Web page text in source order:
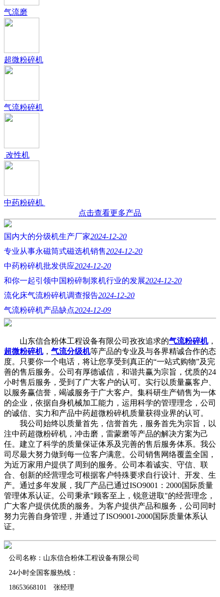
气流磨
超微粉碎机
气流粉碎机
改性机
中药粉碎机
点击查看更多产品
国内大的分级机生产厂家2024-12-20
专业从事永磁筒式磁选机销售2024-12-20
中药粉碎机批发供应2024-12-20
和你一起引领中国粉碎制浆机行业的发展2024-12-20
流化床气流粉碎机调查报告2024-12-20
气流粉碎机产品缺点2024-12-09
山东信合粉体工程设备有限公司孜孜追求的气流粉碎机，
超微粉碎机， 气流分级机等产品的专业及与各界精诚合作的态
度。只要你一个电话，将让您享受到真正的“一站式购物”及完
善的售后服务。公司有厚德诚信，和谐共赢为宗旨，优质的24
小时售后服务，受到了广大客户的认可。实行以质量赢客户、
以服务赢信誉，竭诚服务于广大客户。集科研生产销售为一体
的企业，依据自身机械加工能力，运用科学的管理理念，公司
的诚信、实力和产品中药超微粉碎机质量获得业界的认可。
我公司始终以质量首先，信誉首先，服务首先为宗旨，以
注中药超微粉碎机，冲击磨，雷蒙磨等产品的解决方案为己
任。建立了科学的质量保证体系及完善的售后服务体系。我公
司尽最大努力做到每一位客户满意。公司销售网络覆盖全国，
为近万家用户提供了周到的服务。公司本着诚实、守信、联
合、创新的经营理念可根据客户特殊要求自行设计、开发、生
产。通过多年发展，我厂产品已通过ISO9001：2000国际质量
管理体系认证。公司秉承"顾客至上，锐意进取"的经营理念，
广大客户提供优质的服务。为客户提供产品和服务，公司同时
努力完善自身管理，并通过了ISO9001-2000国际质量体系认
证。
公司名称：山东信合粉体工程设备有限公司
24小时全国客服热线：
18653668101 张经理